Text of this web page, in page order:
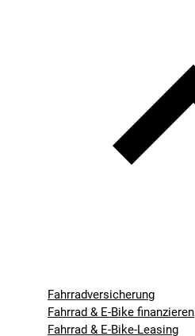
Fahrradversicherung
Fahrrad & E-Bike finanzieren
Fahrrad & E-Bike-Leasing